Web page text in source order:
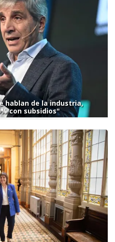
hablan de la industria,
con subsidios"